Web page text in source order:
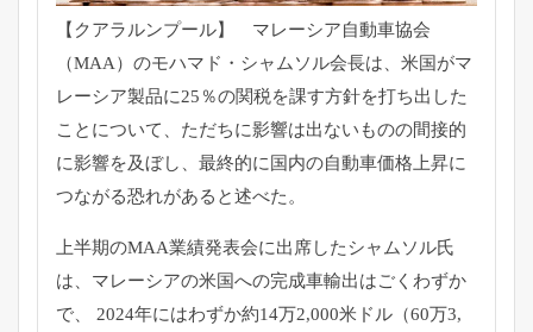
【クアラルンプール】 マレーシア自動車協会
（MAA）のモハマド・シャムソル会長は、 米国がマ
レーシア製品に25％の関税を課す方針を打ち出した
ことについて、 ただちに影響は出ないものの間接的
に影響を及ぼし、 最終的に国内の自動車価格上昇に
つながる恐れがあると述べた。
上半期のMAA業績発表会に出席したシャムソル氏
は、 マレーシアの米国への完成車輸出はごくわずか
で、 2024年にはわずか約14万2,000米ドル（60万3,